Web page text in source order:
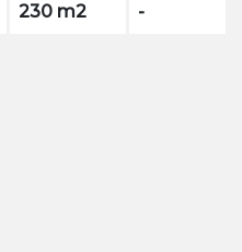
230 m2 -